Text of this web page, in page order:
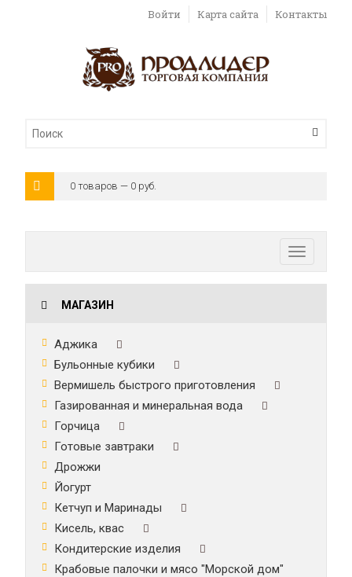
Войти Карта сайта Контакты
0 товаров — 0 руб.
Toggle
navigation
МАГАЗИН
Аджика
Бульонные кубики
Вермишель быстрого приготовления
Газированная и минеральная вода
Горчица
Готовые завтраки
Дрожжи
Йогурт
Кетчуп и Маринады
Кисель, квас
Кондитерские изделия
Крабовые палочки и мясо "Морской дом"